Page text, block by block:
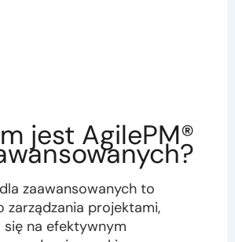
jest AgilePM®
zaawansowanych to
zarządzania projektami,
na efektywnym